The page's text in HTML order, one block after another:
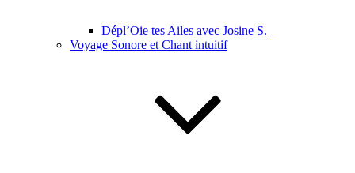
Dépl’Oie tes Ailes avec Josine S.
Voyage Sonore et Chant intuitif